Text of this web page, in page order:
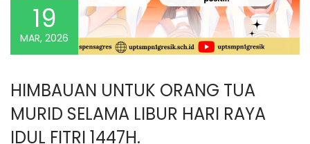
19
MAR, 2026
HIMBAUAN UNTUK ORANG TUA
MURID SELAMA LIBUR HARI RAYA
IDUL FITRI 1447H.